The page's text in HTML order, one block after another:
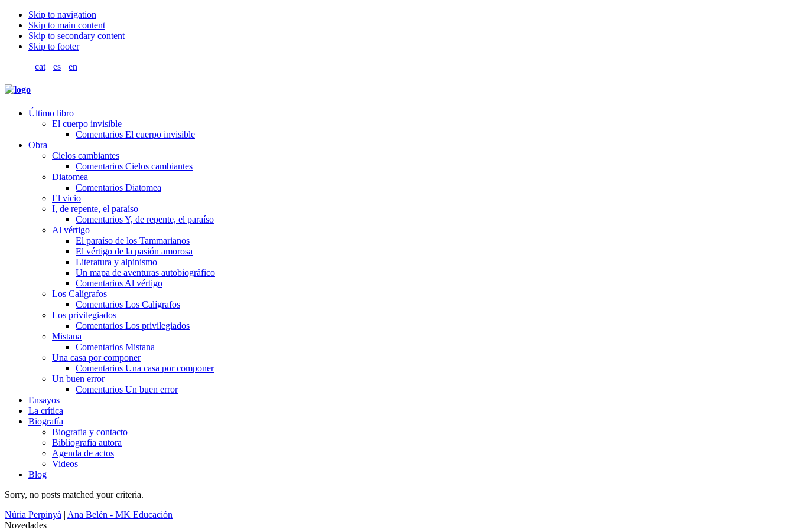
Skip to navigation
Skip to main content
Skip to secondary content
Skip to footer
cat
es en
Último libro
El cuerpo invisible
Comentarios El cuerpo invisible
Obra
Cielos cambiantes
Comentarios Cielos cambiantes
Diatomea
Comentarios Diatomea
El vicio
I, de repente, el paraíso
Comentarios Y, de repente, el paraíso
Al vértigo
El paraíso de los Tammarianos
El vértigo de la pasión amorosa
Literatura y alpinismo
Un mapa de aventuras autobiográfico
Comentarios Al vértigo
Los Calígrafos
Comentarios Los Calígrafos
Los privilegiados
Comentarios Los privilegiados
Mistana
Comentarios Mistana
Una casa por componer
Comentarios Una casa por componer
Un buen error
Comentarios Un buen error
Ensayos
La crítica
Biografía
Biografia y contacto
Bibliografia autora
Agenda de actos
Videos
Blog
Sorry, no posts matched your criteria.
Núria Perpinyà | Ana Belén - MK Educación
Novedades